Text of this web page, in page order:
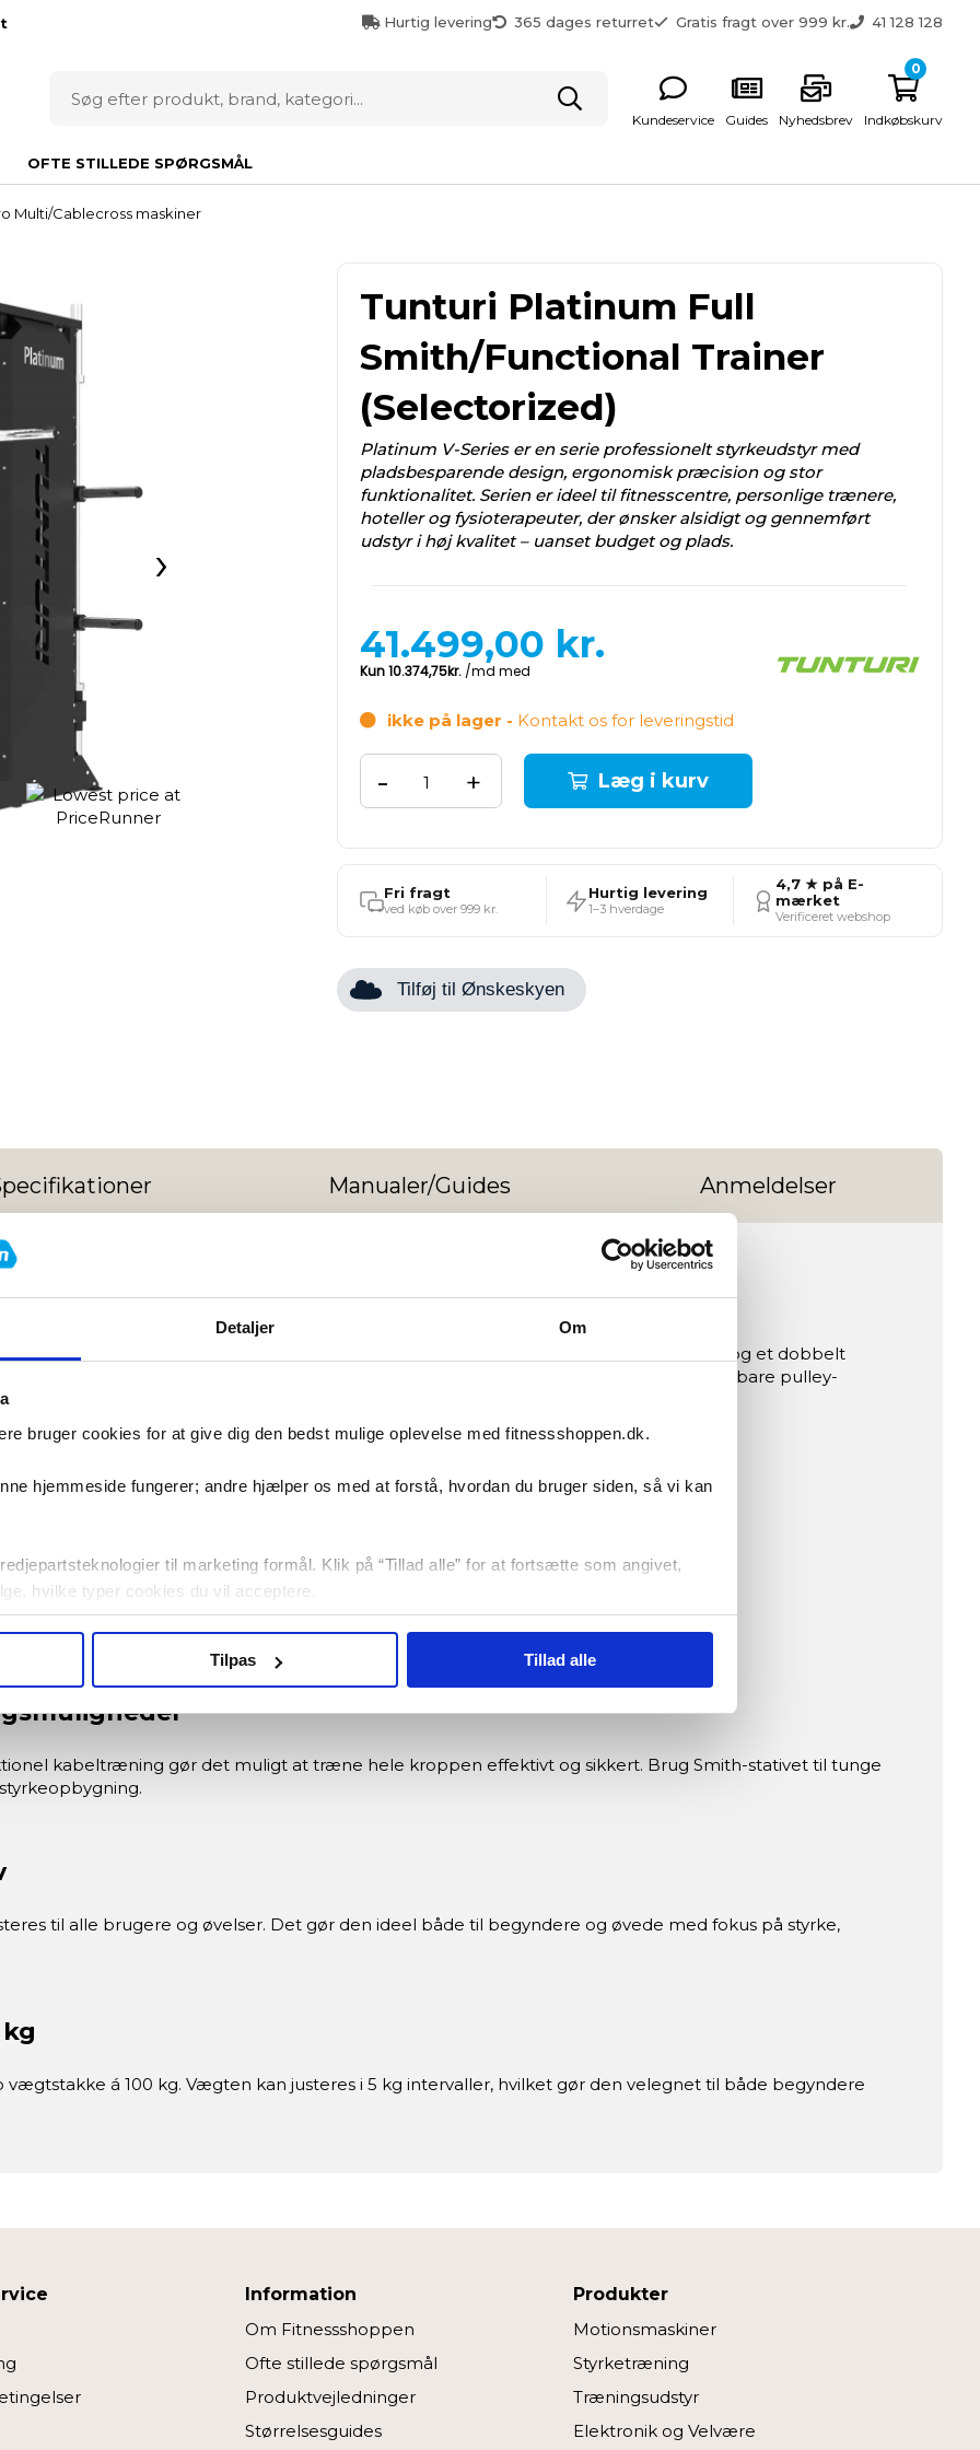
Detaljer Om
bruger cookies for at give dig den bedst mulige oplevelse med fitnessshoppen.dk.
hjemmeside fungerer; andre hjælper os med at forstå, hvordan du bruger siden, så vi kan
til marketing formål. Klik på “Tillad alle” for at fortsætte som angivet,
hvilke typer cookies du vil acceptere.
Tilpas Tillad alle
Hurtig levering 365 dages returret Gratis fragt over 999 kr. 41 128 128
Kundeservice Guides Nyhedsbrev Indkøbskurv
0
OFTE STILLEDE SPØRGSMÅL
Multi/Cablecross maskiner
›
Tunturi Platinum Full
Smith/Functional Trainer
(Selectorized)
Platinum V-Series er en serie professionelt styrkeudstyr med
pladsbesparende design, ergonomisk præcision og stor
funktionalitet. Serien er ideel til fitnesscentre, personlige trænere,
hoteller og fysioterapeuter, der ønsker alsidigt og gennemført
udstyr i høj kvalitet – uanset budget og plads.
41.499,00 kr.
ikke på lager - Kontakt os for leveringstid
+
- Læg i kurv
Fri fragt
ved køb over 999 kr.
Hurtig levering
1–3 hverdage
4,7 ★ på E-
mærket
Verificeret webshop
Tilføj til Ønskeskyen
Manualer/Guides Anmeldelser
Functional Trainer (Selectorized)
styrke og funktionel træning i én komplet maskine. Med både en Smith-maskine og et dobbelt
til hele kroppen. Maskinen er udstyret med to uafhængige 100 kg vægtstakke, 16 justerbare pulley-
til professionelle fitnessmiljøer.
Full Smith / Functional Trainer
for balanceret styrketræning
til mange øvelser
og præcisionsstyring sikrer stabil træning
kabeltræning gør det muligt at træne hele kroppen effektivt og sikkert. Brug Smith-stativet til tunge
til alle brugere og øvelser. Det gør den ideel både til begyndere og øvede med fokus på styrke,
á 100 kg. Vægten kan justeres i 5 kg intervaller, hvilket gør den velegnet til både begyndere
Information
Om Fitnessshoppen
Ofte stillede spørgsmål
Produktvejledninger
Størrelsesguides
Produkter
Motionsmaskiner
Styrketræning
Træningsudstyr
Elektronik og Velvære